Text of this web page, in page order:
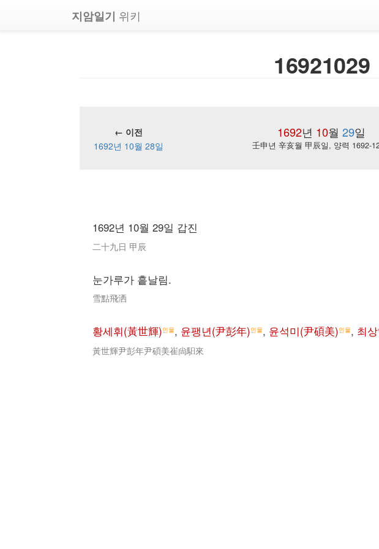
지암일기 위키
16921029
1692년 10월 29일
← 이전
1692년 10월 28일
壬申년 辛亥월 甲辰일, 양력 1692-
1692년 10월 29일 갑진
二十九日 甲辰
눈가루가 흩날림.
雪點飛洒
황세휘(黃世輝)인물, 윤팽년(尹彭年)인물, 윤석미(尹碩美)인물, 최
黃世輝尹彭年尹碩美崔尙馹來